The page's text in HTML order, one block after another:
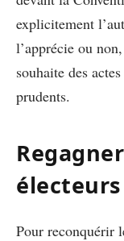
explicitement
l’apprécie ou
souhaite des
prudents.
Pour reconquérir